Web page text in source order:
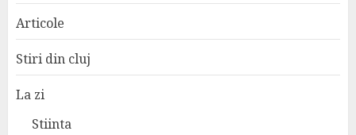
Articole
Stiri din cluj
La zi
Stiinta